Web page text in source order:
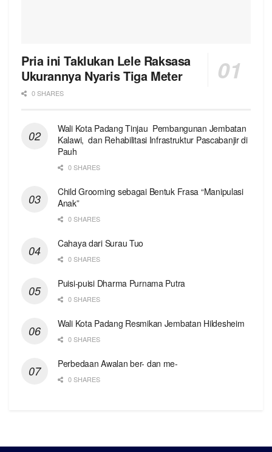
Pria ini Taklukan Lele Raksasa
Ukurannya Nyaris Tiga Meter
0 SHARES
Wali Kota Padang Tinjau Pembangunan Jembatan
Kalawi, dan Rehabilitasi Infrastruktur Pascabanjir di
Pauh
0 SHARES
Child Grooming sebagai Bentuk Frasa “Manipulasi
Anak”
0 SHARES
Cahaya dari Surau Tuo
0 SHARES
Puisi-puisi Dharma Purnama Putra
0 SHARES
Wali Kota Padang Resmikan Jembatan Hildesheim
0 SHARES
Perbedaan Awalan ber- dan me-
0 SHARES